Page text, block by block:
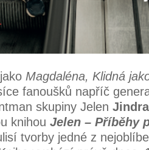
jako Magdaléna, Klidná
fanoušků napříč
skupiny Jelen
knihou Jelen – Příběhy
tvorby jedné z